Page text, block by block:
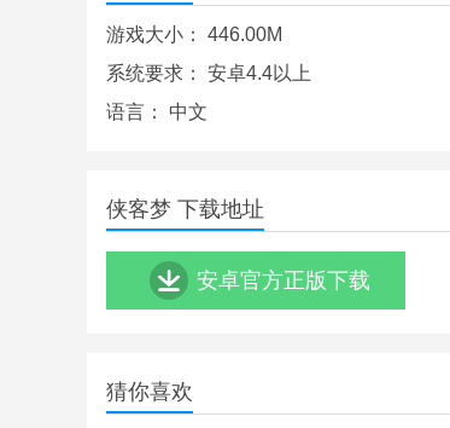
游戏大小： 446.00M
系统要求： 安卓4.4以上
语言： 中文
侠客梦 下载地址
安卓官方正版下载
猜你喜欢